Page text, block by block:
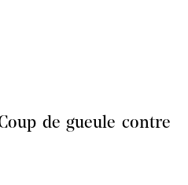
de gueule contre